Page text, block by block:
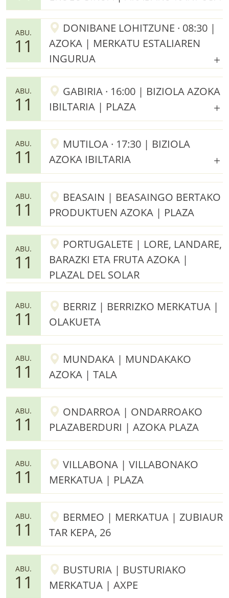
ABU.
11
DONIBANE LOHITZUNE · 08:30 |
AZOKA | MERKATU ESTALIAREN
INGURUA
ABU.
11
GABIRIA · 16:00 | BIZIOLA AZOKA
IBILTARIA | PLAZA
ABU.
11
MUTILOA · 17:30 | BIZIOLA
AZOKA IBILTARIA
ABU.
11
BEASAIN | BEASAINGO BERTAKO
PRODUKTUEN AZOKA | PLAZA
ABU.
11
PORTUGALETE | LORE, LANDARE,
BARAZKI ETA FRUTA AZOKA |
PLAZAL DEL SOLAR
ABU.
11
BERRIZ | BERRIZKO MERKATUA |
OLAKUETA
ABU.
11
MUNDAKA | MUNDAKAKO
AZOKA | TALA
ABU.
11
ONDARROA | ONDARROAKO
PLAZABERDURI | AZOKA PLAZA
ABU.
11
VILLABONA | VILLABONAKO
MERKATUA | PLAZA
ABU.
11
BERMEO | MERKATUA | ZUBIAUR
TAR KEPA, 26
ABU.
11
BUSTURIA | BUSTURIAKO
MERKATUA | AXPE